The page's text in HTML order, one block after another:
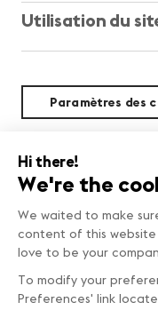
Utilisation du
Paramètres des
Durabilité